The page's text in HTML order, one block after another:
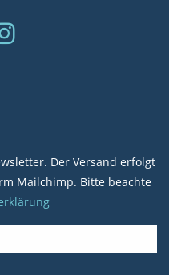
Der Versand erfolgt
Mailchimp. Bitte beachte